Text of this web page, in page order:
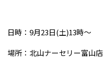
日時：9月23日(土)13時～
場所：北山ナーセリー富山店